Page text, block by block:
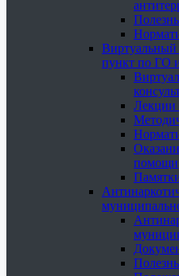
Виртуальный
пункт по ГО
помощи